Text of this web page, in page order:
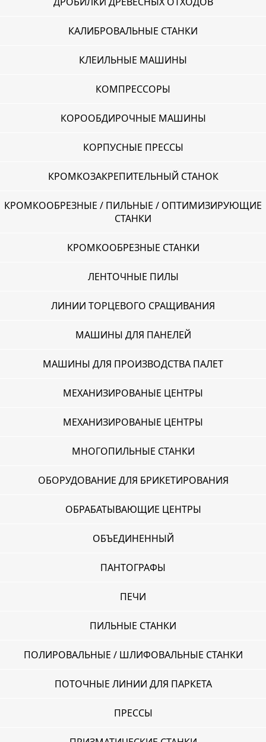
КАЛИБРОВАЛЬНЫЕ СТАНКИ
КЛЕИЛЬНЫЕ МАШИНЫ
КОМПРЕССОРЫ
КОРООБДИРОЧНЫЕ МАШИНЫ
КОРПУСНЫЕ ПРЕССЫ
КРОМКОЗАКРЕПИТЕЛЬНЫЙ СТАНОК
КРОМКООБРЕЗНЫЕ / ПИЛЬНЫЕ / ОПТИМИЗИРУЮЩИЕ
СТАНКИ
КРОМКООБРЕЗНЫЕ СТАНКИ
ЛЕНТОЧНЫЕ ПИЛЫ
ЛИНИИ ТОРЦЕВОГО СРАЩИВАНИЯ
МАШИНЫ ДЛЯ ПАНЕЛЕЙ
МАШИНЫ ДЛЯ ПРОИЗВОДСТВА ПАЛЕТ
МЕХАНИЗИРОВАНЫЕ ЦЕНТРЫ
МЕХАНИЗИРОВАНЫЕ ЦЕНТРЫ
МНОГОПИЛЬНЫЕ СТАНКИ
ОБОРУДОВАНИЕ ДЛЯ БРИКЕТИРОВАНИЯ
ОБРАБАТЫВАЮЩИЕ ЦЕНТРЫ
ОБЪЕДИНЕННЫЙ
ПАНТОГРАФЫ
ПЕЧИ
ПИЛЬНЫЕ СТАНКИ
ПОЛИРОВАЛЬНЫЕ / ШЛИФОВАЛЬНЫЕ СТАНКИ
ПОТОЧНЫЕ ЛИНИИ ДЛЯ ПАРКЕТА
ПРЕССЫ